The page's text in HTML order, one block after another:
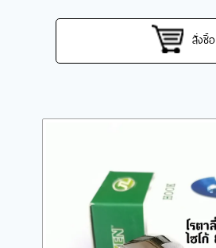
สั่งซื้อ